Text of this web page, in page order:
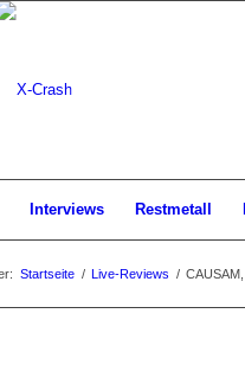
Interviews Restmetall
Startseite / Live-Reviews /